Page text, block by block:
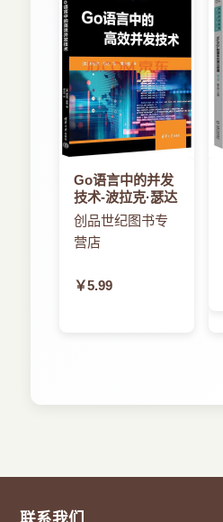
Go语言中的并发
技术-波拉克·瑟达
创品世纪图书专
营店
￥5.99
联系我们